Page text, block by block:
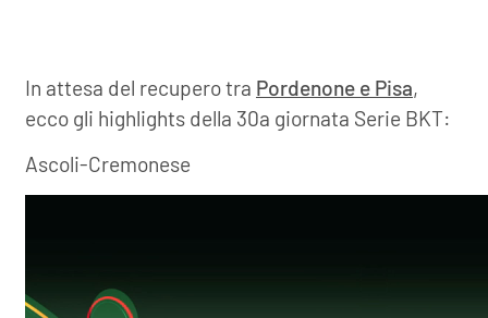
In attesa del recupero tra Pordenone e Pisa,
ecco gli highlights della 30a giornata Serie BKT:
Ascoli-Cremonese